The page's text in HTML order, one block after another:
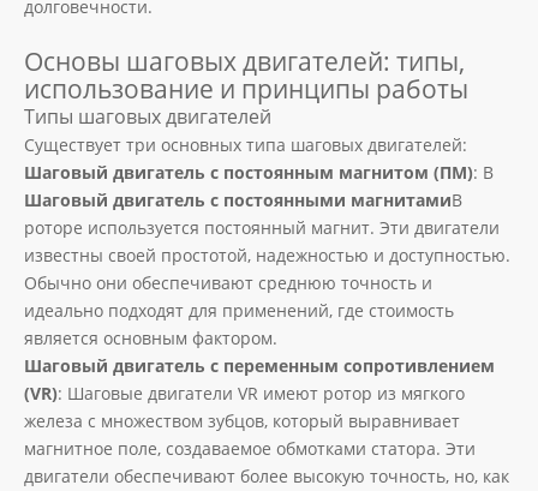
долговечности.
Основы шаговых двигателей: типы,
использование и принципы работы
Типы шаговых двигателей
Существует три основных типа шаговых двигателей:
Шаговый двигатель с постоянным магнитом (ПМ): В
Шаговый двигатель с постоянными магнитамиВ
роторе используется постоянный магнит. Эти двигатели
известны своей простотой, надежностью и доступностью.
Обычно они обеспечивают среднюю точность и
идеально подходят для применений, где стоимость
является основным фактором.
Шаговый двигатель с переменным сопротивлением
(VR): Шаговые двигатели VR имеют ротор из мягкого
железа с множеством зубцов, который выравнивает
магнитное поле, создаваемое обмотками статора. Эти
двигатели обеспечивают более высокую точность, но, как